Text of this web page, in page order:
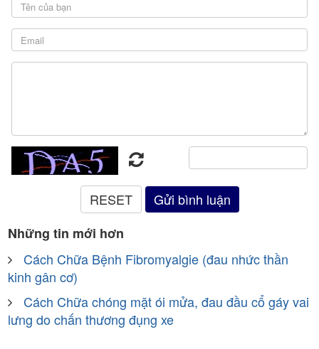
Những tin mới hơn
Cách Chữa Bệnh Fibromyalgie (đau nhức thần
kinh gân cơ)
Cách Chữa chóng mặt ói mửa, đau đầu cổ gáy vai
lưng do chấn thương đụng xe